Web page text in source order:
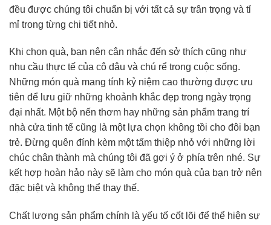
đều được chúng tôi chuẩn bị với tất cả sự trân trọng và tỉ
mỉ trong từng chi tiết nhỏ.
Khi chọn quà, bạn nên cân nhắc đến sở thích cũng như
nhu cầu thực tế của cô dâu và chú rể trong cuộc sống.
Những món quà mang tính kỷ niệm cao thường được ưu
tiên để lưu giữ những khoảnh khắc đẹp trong ngày trọng
đại nhất. Một bộ nến thơm hay những sản phẩm trang trí
nhà cửa tinh tế cũng là một lựa chọn không tồi cho đôi bạn
trẻ. Đừng quên đính kèm một tấm thiệp nhỏ với những lời
chúc chân thành mà chúng tôi đã gợi ý ở phía trên nhé. Sự
kết hợp hoàn hảo này sẽ làm cho món quà của bạn trở nên
đặc biệt và không thể thay thế.
Chất lượng sản phẩm chính là yếu tố cốt lõi để thể hiện sự